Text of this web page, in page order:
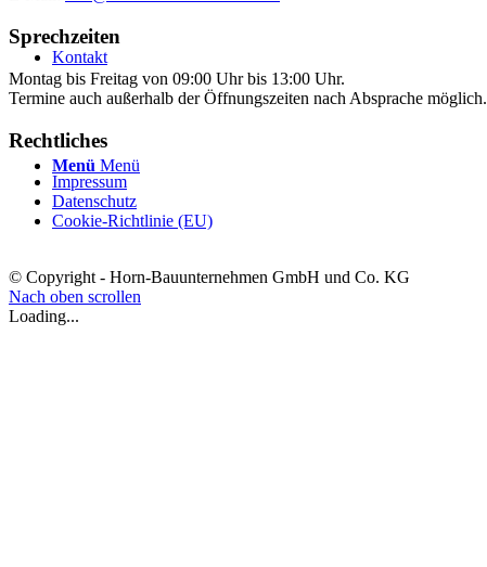
Kontakt
Menü Menü
Sprechzeiten
Montag bis Freitag von 09:00 Uhr bis 13:00 Uhr.
Termine auch außerhalb der Öffnungszeiten nach Absprache möglich.
Rechtliches
Impressum
Datenschutz
Cookie-Richtlinie (EU)
© Copyright - Horn-Bauunternehmen GmbH und Co. KG
Nach oben scrollen
Loading...